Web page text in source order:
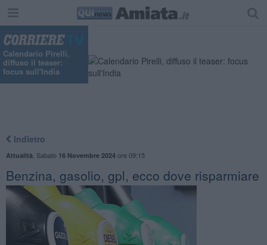
Calendario Pirelli,
diffuso il teaser:
focus sull'India
Indietro
Attualità Sabato 16 Novembre 2024ore 09:15
Benzina, gasolio, gpl, ecco dove risparmiare